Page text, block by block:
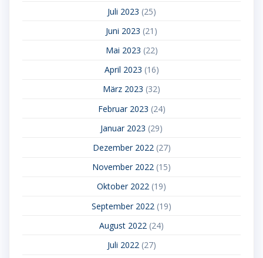
Juli 2023 (25)
Juni 2023 (21)
Mai 2023 (22)
April 2023 (16)
März 2023 (32)
Februar 2023 (24)
Januar 2023 (29)
Dezember 2022(27)
November 2022 (15)
Oktober 2022 (19)
September 2022 (19)
August 2022 (24)
Juli 2022(27)